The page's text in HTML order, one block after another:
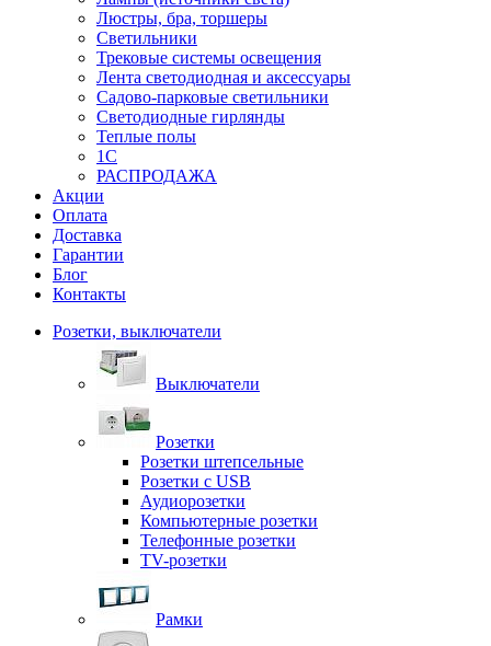
Люстры, бра, торшеры
Светильники
Трековые системы освещения
Лента светодиодная и аксессуары
Садово-парковые светильники
Светодиодные гирлянды
Теплые полы
1С
РАСПРОДАЖА
Акции
Оплата
Доставка
Гарантии
Блог
Контакты
Розетки, выключатели
Выключатели
Розетки
Розетки штепсельные
Розетки с USB
Аудиорозетки
Компьютерные розетки
Телефонные розетки
TV-розетки
Рамки